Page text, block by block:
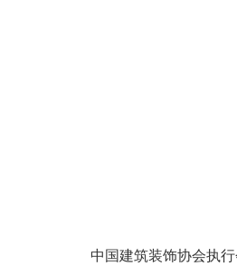
中国建筑装饰协会执